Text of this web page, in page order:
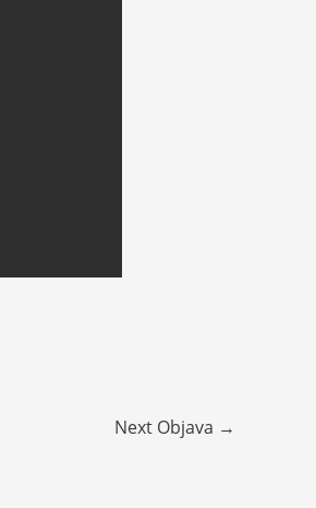
Next Objava →